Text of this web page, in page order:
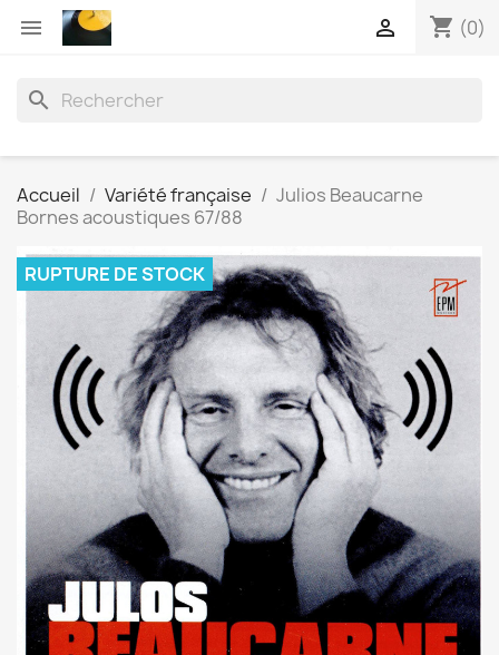
 shopping_cart (0)

search
Accueil Variété française
Julios Beaucarne
Bornes acoustiques 67/88
RUPTURE DE STOCK